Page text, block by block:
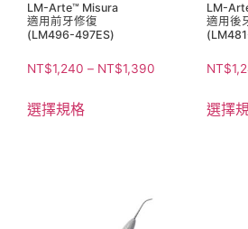
LM-Arte™ Misura
適用前牙修復
(LM496-497ES)
NT$1,240 – NT$1,390
選擇規格
LM-
適用後
NT$
選擇